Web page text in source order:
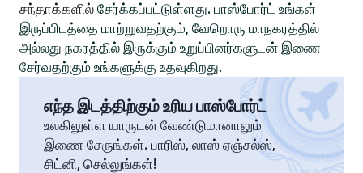
சந்தாக்களில் சேர்க்கப்பட்டுள்ளது. பாஸ்போர்ட் உங்கள்
இருப்பிடத்தை மாற்றுவதற்கும், வேறொரு மாநகரத்தில்
அல்லது நகரத்தில் இருக்கும் உறுப்பினர்களுடன் இணை
சேர்வதற்கும் உங்களுக்கு உதவுகிறது.
எந்த இடத்திற்கும் உரிய பாஸ்போர்ட்
உலகிலுள்ள யாருடன் வேண்டுமானாலும்
இணை சேருங்கள். பாரிஸ், லாஸ் ஏஞ்சல்ஸ்,
சிட்னி, செல்லுங்கள்!